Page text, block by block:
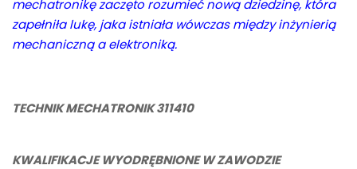
mechatronikę zaczęto rozumieć nową dziedzinę, która
zapełniła lukę, jaka istniała wówczas między inżynierią
mechaniczną a elektroniką.
TECHNIK MECHATRONIK 311410
KWALIFIKACJE WYODRĘBNIONE W ZAWODZIE